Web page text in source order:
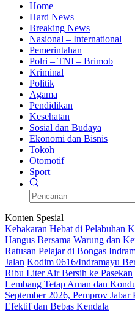
Home
Hard News
Breaking News
Nasional – International
Pemerintahan
Polri – TNI – Brimob
Kriminal
Politik
Agama
Pendidikan
Kesehatan
Sosial dan Budaya
Ekonomi dan Bisnis
Tokoh
Otomotif
Sport
Konten Spesial
Kebakaran Hebat di Pelabuhan
Hangus Bersama Warung dan
Ratusan Pelajar di Bongas
Jalan Kodim 0616/Indramayu
Ribu Liter Air Bersih ke Pasekan
Lembang Tetap Aman dan
September 2026, Pemprov
Efektif dan Bebas Kendala